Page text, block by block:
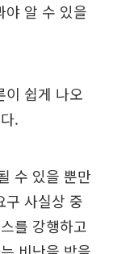
야 알 수 있을
이 쉽게 나오
.
수 있을 뿐만
구 사실상 중
를 강행하고